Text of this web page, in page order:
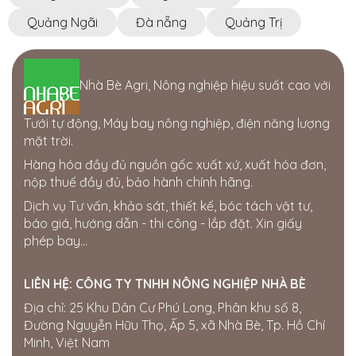
Đồng Tháp
386 hùng vương. thị trấn phú thiện. huyện phú thiện.
tỉnh gia lai
0963750153
Cửa hàng Gia Bách
Ấp 7, xã Xuân Tay, Cẩm Mỹ, Đồng Nai, Việt Nam
0343954508
Thế giới điện nước Đắk Nông
205 Quang Trung, Phường Nghĩa Tân, Gia Nghĩa, Đắk
Nông
Khu Đức Thọ, thị trấn Đức Phong, Bù Đăng, Bình
Phước
0834560958
Quảng Ngãi
Đà nẵng Quảng Trị
Nhà Bè Agri, Nông nghiệp hiệu suất cao với
Tưới tự động, Máy bay nông nghiệp, điện năng lượng
mặt trời.
Hàng hóa đầy đủ nguồn gốc xuất xứ, xuất hóa đơn,
nộp thuế đầy đủ, bảo hành chính hãng.
Dịch vụ Tư vấn, khảo sát, thiết kế, bóc tách vật tư,
báo giá, hướng dẫn - thi công - lắp đặt. Xin giấy
phép bay...
LIÊN HỆ: CÔNG TY TNHH NÔNG NGHIỆP NHÀ BÈ
Địa chỉ: 25 Khu Dân Cư Phú Long, Phân khu số 8,
Đường Nguyễn Hữu Thọ, Ấp 5, xã Nhà Bè, Tp. Hồ Chí
Minh, Việt Nam